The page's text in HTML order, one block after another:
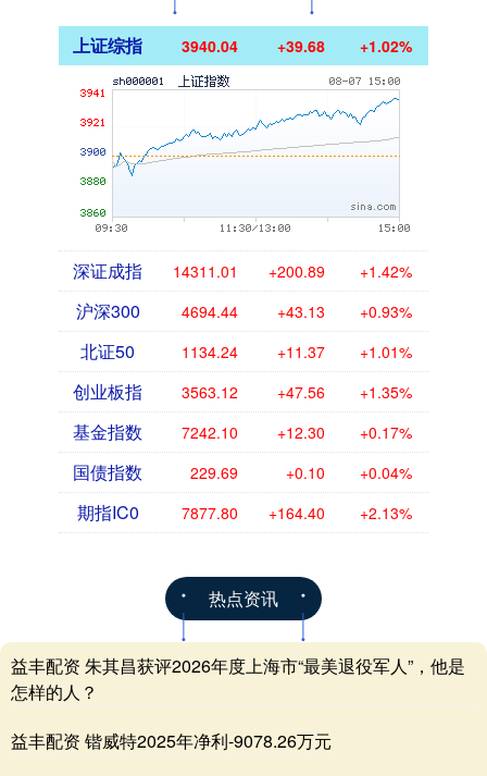
上证综指 3940.04 +39.68 +1.02%
深证成指 14311.01 +200.89 +1.42%
沪深300 4694.44 +43.13 +0.93%
北证50 1134.24 +11.37 +1.01%
创业板指 3563.12 +47.56 +1.35%
基金指数 7242.10 +12.30 +0.17%
国债指数 229.69 +0.10 +0.04%
期指IC0 7877.80 +164.40 +2.13%
热点资讯
益丰配资 朱其昌获评2026年度上海市“最美退役军人”，他是
怎样的人？
益丰配资 锴威特2025年净利-9078.26万元